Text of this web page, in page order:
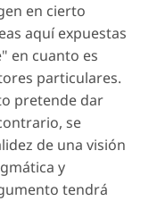
en cierto
aquí expuestas
en cuanto es
particulares.
pretende dar
se
de una visión
y
tendrá